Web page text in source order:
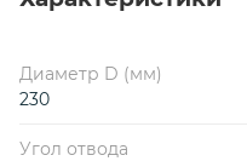
Диаметр D (мм)
230
Угол отвода